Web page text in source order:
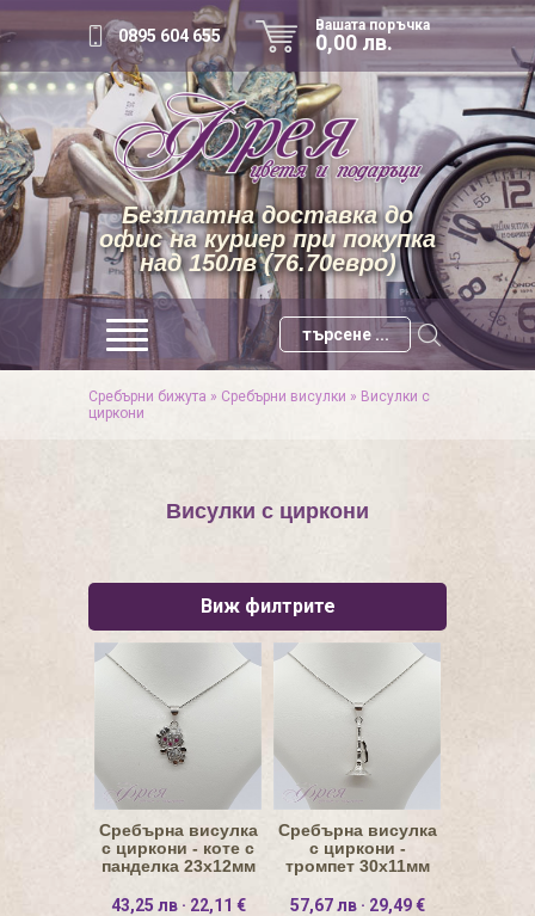
0895 604 655
Вашата поръчка
0,00 лв.
Безплатна доставка до
офис на куриер при покупка
над 150лв (76.70евро)
Сребърни бижута » Сребърни висулки » Висулки с
циркони
Висулки с циркони
Виж филтрите
Сребърна висулка
с циркони - коте с
панделка 23х12мм
43,25 лв · 22,11 €
Сребърна висулка
с циркони -
тромпет 30х11мм
57,67 лв · 29,49 €